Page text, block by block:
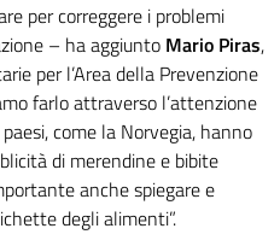
per correggere i problemi
– ha aggiunto Mario Piras,
per l’Area della Prevenzione
farlo attraverso l’attenzione
come la Norvegia, hanno
di merendine e bibite
anche spiegare e
degli alimenti”.